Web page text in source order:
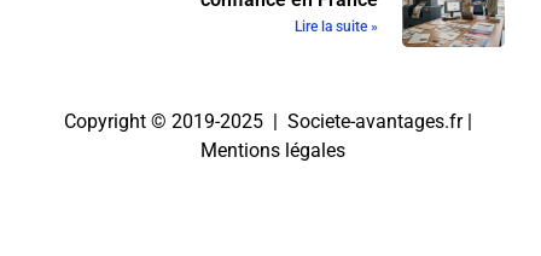
Lire la suite »
Copyright © 2019-2025 | Societe-avantages.fr |
Mentions légales